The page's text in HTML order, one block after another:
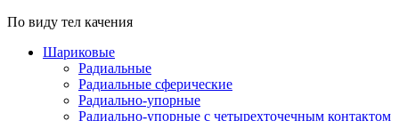
По виду тел качения
Шариковые
Радиальные
Радиальные сферические
Радиально-упорные
Радиально-упорные с четырехточечным контактом